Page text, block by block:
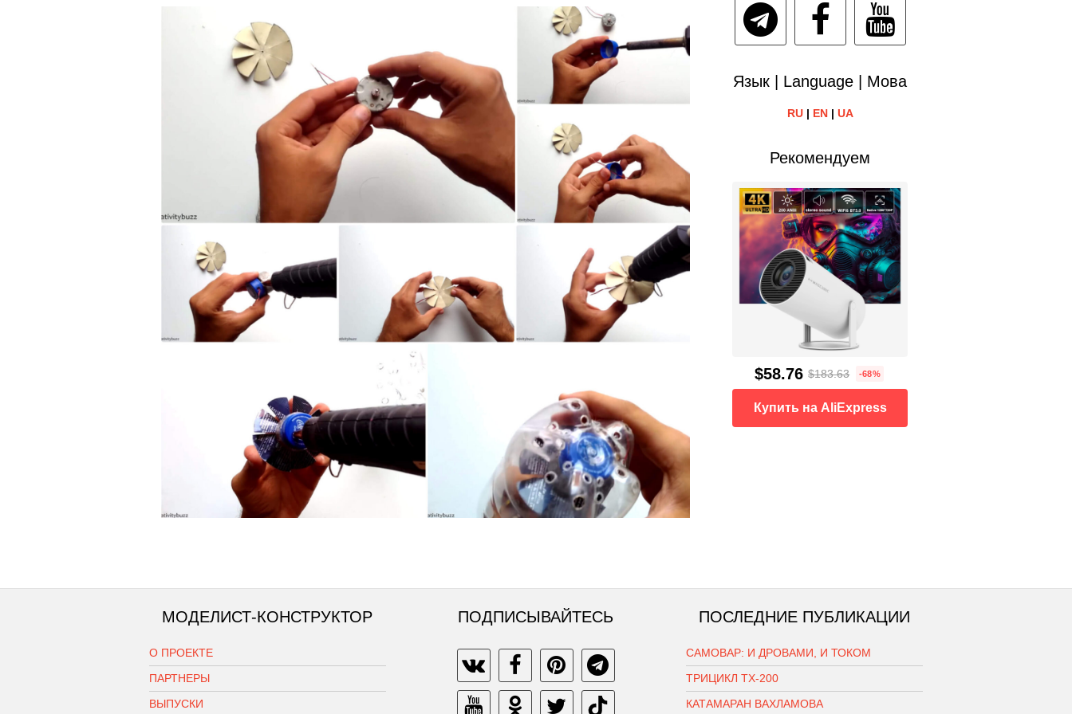
Язык | Language | Мова
RU| EN| UA
Рекомендуем
$58.76 $183.63 -68%
Купить на AliExpress
МОДЕЛИСТ-КОНСТРУКТОР
О ПРОЕКТЕ
ПАРТНЕРЫ
ВЫПУСКИ
ПОДПИСЫВАЙТЕСЬ ПОСЛЕДНИЕ ПУБЛИКАЦИИ
САМОВАР: И ДРОВАМИ, И ТОКОМ
ТРИЦИКЛ ТХ-200
КАТАМАРАН ВАХЛАМОВА